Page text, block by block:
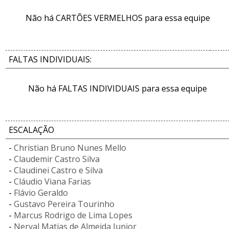
Não há CARTÕES VERMELHOS para essa equipe
FALTAS INDIVIDUAIS:
Não há FALTAS INDIVIDUAIS para essa equipe
ESCALAÇÃO
- Christian Bruno Nunes Mello
- Claudemir Castro Silva
- Claudinei Castro e Silva
- Cláudio Viana Farias
- Flávio Geraldo
- Gustavo Pereira Tourinho
- Marcus Rodrigo de Lima Lopes
- Nerval Matias de Almeida Junior